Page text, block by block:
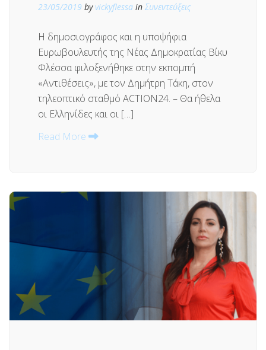
23/05/2019 by vickyflessa in Συνεντεύξεις
Η δημοσιογράφος και η υποψήφια
Ευρωβουλευτής της Νέας Δημοκρατίας Βίκυ
Φλέσσα φιλοξενήθηκε στην εκπομπή
«Aντιθέσεις», με τον Δημήτρη Τάκη, στον
τηλεοπτικό σταθμό ACTION24. – Θα ήθελα
οι Ελληνίδες και οι […]
Read More